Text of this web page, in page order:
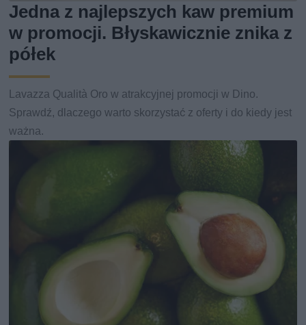
Jedna z najlepszych kaw premium
w promocji. Błyskawicznie znika z
półek
Lavazza Qualità Oro w atrakcyjnej promocji w Dino.
Sprawdź, dlaczego warto skorzystać z oferty i do kiedy jest
ważna.